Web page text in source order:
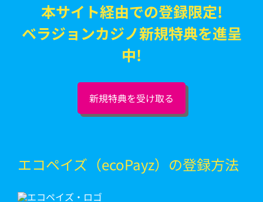
本サイト経由での登録限定!
ベラジョンカジノ新規特典を進呈
中!
新規特典を受け取る
エコペイズ（ecoPayz）の登録方法